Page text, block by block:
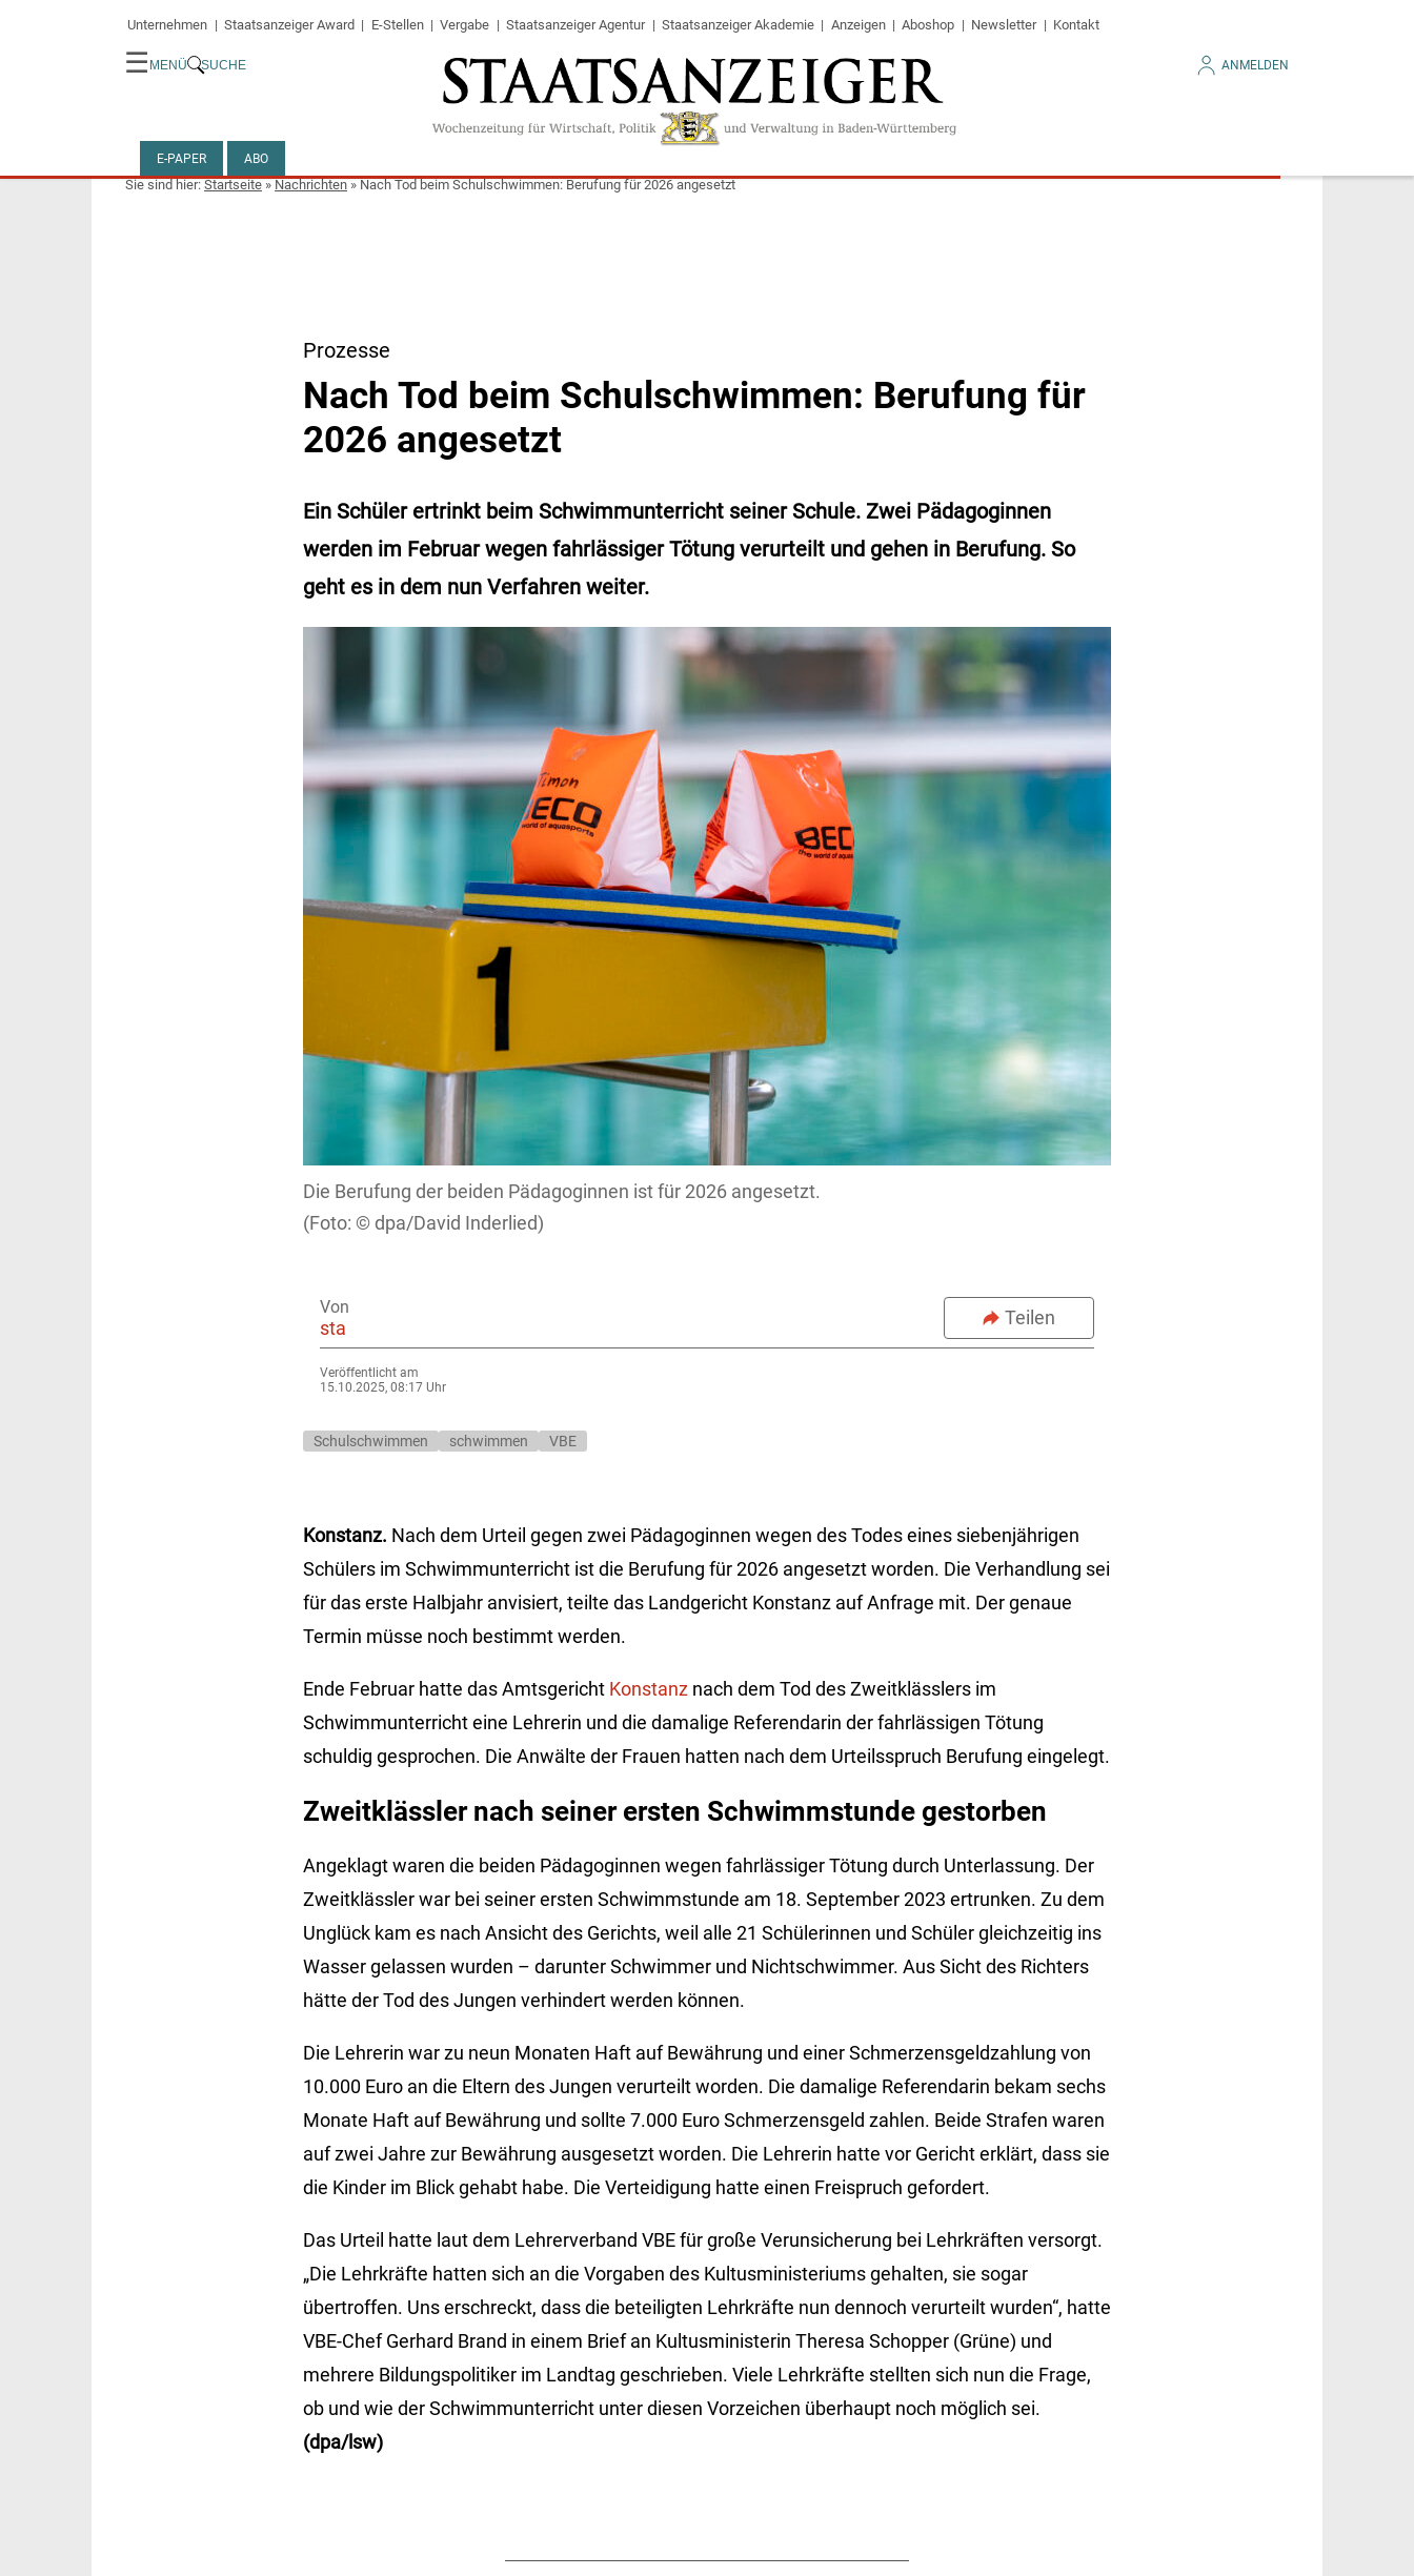
Unternehmen Staatsanzeiger Award E-Stellen Vergabe Staatsanzeiger Agentur Staatsanzeiger Akademie Anzeigen Aboshop Newsletter Kontakt
☰ MENÜ SUCHE ANMELDEN
E-PAPER ABO
Startseite»Nachrichten»Nach Tod beim Schulschwimmen: Berufung für 2026 angesetzt
Prozesse
Nach Tod beim Schulschwimmen: Berufung für
2026 angesetzt
Ein Schüler ertrinkt beim Schwimmunterricht seiner Schule. Zwei Pädagoginnen
werden im Februar wegen fahrlässiger Tötung verurteilt und gehen in Berufung. So
geht es in dem nun Verfahren weiter.
Die Berufung der beiden Pädagoginnen ist für 2026 angesetzt.
dpa/David Inderlied)
Von
sta Teilen
Veröffentlicht am
15.10.2025, 08:17 Uhr
Schulschwimmen schwimmen VBE
Konstanz. Nach dem Urteil gegen zwei Pädagoginnen wegen des Todes eines siebenjährigen
Schülers im Schwimmunterricht ist die Berufung für 2026 angesetzt worden. Die Verhandlung sei
für das erste Halbjahr anvisiert, teilte das Landgericht Konstanz auf Anfrage mit. Der genaue
Termin müsse noch bestimmt werden.
Ende Februar hatte das Amtsgericht Konstanz nach dem Tod des Zweitklässlers im
Schwimmunterricht eine Lehrerin und die damalige Referendarin der fahrlässigen Tötung
schuldig gesprochen. Die Anwälte der Frauen hatten nach dem Urteilsspruch Berufung eingelegt.
Zweitklässler nach seiner ersten Schwimmstunde gestorben
Angeklagt waren die beiden Pädagoginnen wegen fahrlässiger Tötung durch Unterlassung. Der
Zweitklässler war bei seiner ersten Schwimmstunde am 18. September 2023 ertrunken. Zu dem
Unglück kam es nach Ansicht des Gerichts, weil alle 21 Schülerinnen und Schüler gleichzeitig ins
Wasser gelassen wurden – darunter Schwimmer und Nichtschwimmer. Aus Sicht des Richters
hätte der Tod des Jungen verhindert werden können.
Die Lehrerin war zu neun Monaten Haft auf Bewährung und einer Schmerzensgeldzahlung von
10.000 Euro an die Eltern des Jungen verurteilt worden. Die damalige Referendarin bekam sechs
Monate Haft auf Bewährung und sollte 7.000 Euro Schmerzensgeld zahlen. Beide Strafen waren
auf zwei Jahre zur Bewährung ausgesetzt worden. Die Lehrerin hatte vor Gericht erklärt, dass sie
die Kinder im Blick gehabt habe. Die Verteidigung hatte einen Freispruch gefordert.
Das Urteil hatte laut dem Lehrerverband VBE für große Verunsicherung bei Lehrkräften versorgt.
„Die Lehrkräfte hatten sich an die Vorgaben des Kultusministeriums gehalten, sie sogar
übertroffen. Uns erschreckt, dass die beteiligten Lehrkräfte nun dennoch verurteilt wurden“, hatte
VBE-Chef Gerhard Brand in einem Brief an Kultusministerin Theresa Schopper (Grüne) und
mehrere Bildungspolitiker im Landtag geschrieben. Viele Lehrkräfte stellten sich nun die Frage,
ob und wie der Schwimmunterricht unter diesen Vorzeichen überhaupt noch möglich sei.
(dpa/lsw)